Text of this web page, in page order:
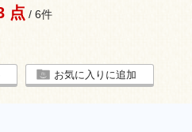
点 / 6件
お気に入りに追加